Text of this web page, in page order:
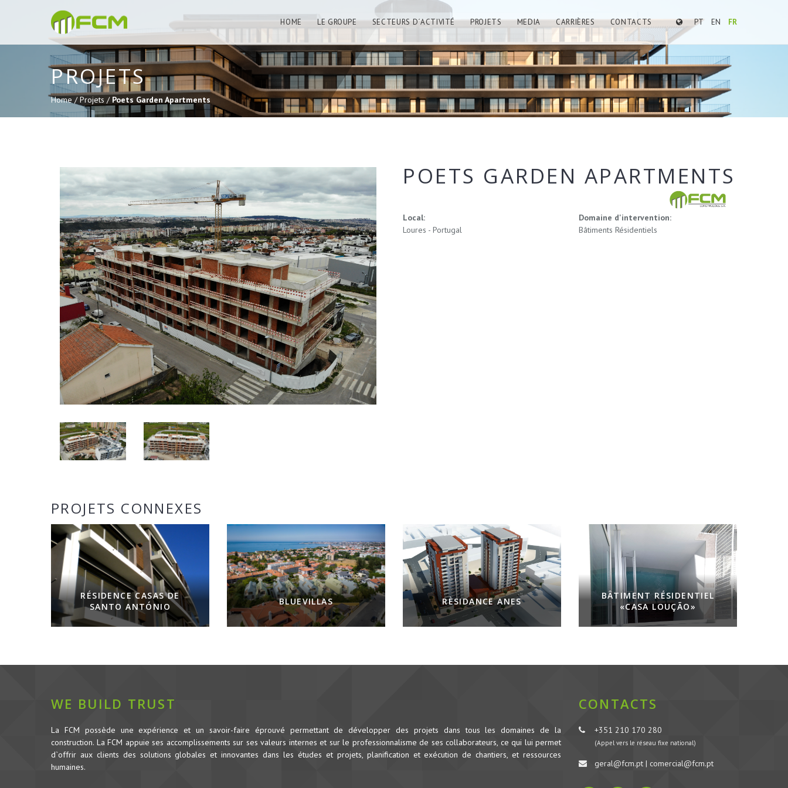
PT EN FR
HOME LE GROUPE SECTEURS D´ACTIVITÉ PROJETS MEDIA CARRIÈRES CONTACTS
PROJETS
Home /Projets / Poets Garden Apartments
POETS GARDEN APARTMENTS
Local:
Loures - Portugal
Domaine d'intervention:
Bâtiments Résidentiels
PROJETS CONNEXES
RÉSIDENCE CASAS DE
SANTO ANTÓNIO
BLUEVILLAS RÈSIDANCE ANES
BÂTIMENT RÉSIDENTIEL
«CASA LOUÇÃO»
WE BUILD TRUST
La FCM possède une expérience et un savoir-faire éprouvé permettant de développer des projets dans tous les domaines de la
construction. La FCM appuie ses accomplissements sur ses valeurs internes et sur le professionnalisme de ses collaborateurs, ce qui lui permet
d`offrir aux clients des solutions globales et innovantes dans les études et projets, planification et exécution de chantiers, et ressources
humaines.
CONTACTS
+351 210 170 280
(Appel vers le réseau fixe national)
geral@fcm.pt | comercial@fcm.pt